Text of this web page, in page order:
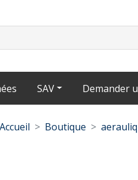
SAV Demander
Accueil Boutique